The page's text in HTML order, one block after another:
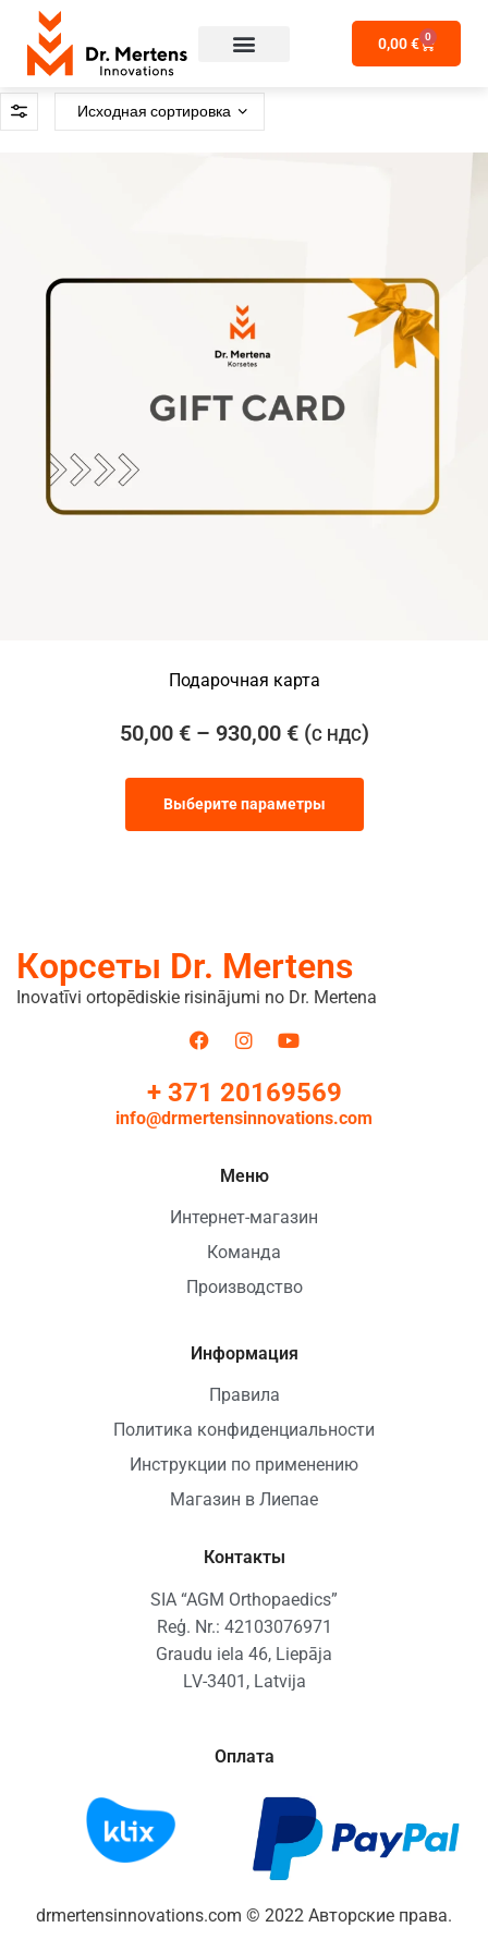
0,00€ 0
Подарочная карта
50,00 € – 930,00 €(С НДС)
Выберите параметры
Корсеты Dr. Mertens
Inovatīvi ortopēdiskie risinājumi no Dr. Mertena
+ 371 20169569
info@drmertensinnovations.com
Меню
Интернет-магазин
Команда
Производство
Информация
Правила
Политика конфиденциальности
Инструкции по применению
Магазин в Лиепае
Контакты
SIA “AGM Orthopaedics”
Reģ. Nr.: 42103076971
Graudu iela 46, Liepāja
LV-3401, Latvija
Оплата
drmertensinnovations.com © 2022 Авторские права.